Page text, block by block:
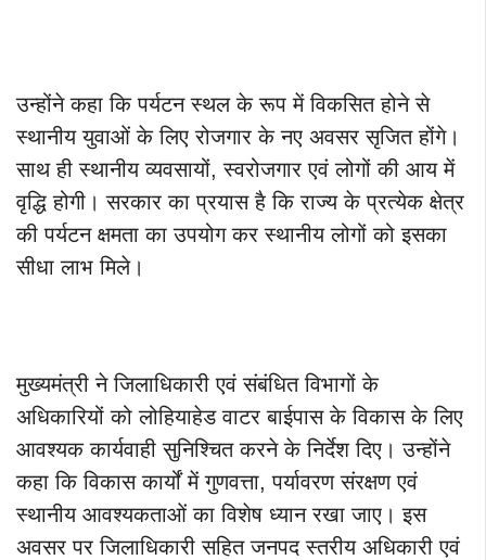
उन्होंने कहा कि पर्यटन स्थल के रूप में विकसित होने से
स्थानीय युवाओं के लिए रोजगार के नए अवसर सृजित होंगे।
साथ ही स्थानीय व्यवसायों, स्वरोजगार एवं लोगों की आय में
वृद्धि होगी। सरकार का प्रयास है कि राज्य के प्रत्येक क्षेत्र
की पर्यटन क्षमता का उपयोग कर स्थानीय लोगों को इसका
सीधा लाभ मिले।
मुख्यमंत्री ने जिलाधिकारी एवं संबंधित विभागों के
अधिकारियों को लोहियाहेड वाटर बाईपास के विकास के लिए
आवश्यक कार्यवाही सुनिश्चित करने के निर्देश दिए। उन्होंने
कहा कि विकास कार्यों में गुणवत्ता, पर्यावरण संरक्षण एवं
स्थानीय आवश्यकताओं का विशेष ध्यान रखा जाए। इस
अवसर पर जिलाधिकारी सहित जनपद स्तरीय अधिकारी एवं